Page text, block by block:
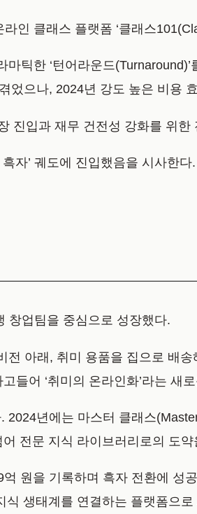
인 클래스 플랫폼 ‘클래스
틱한 ‘턴어라운드
었으나, 2024년 강도 높은 비용
진입과 재무 건전성 강화를 위
자’ 궤도에 진입했음을 시사
창업팀을 중심으로 성장했다.
아래, 취미 용품을 집으로 배
들어 ‘취미의 온라인화’라는 새
년에는 마스터 클래스
전문 지식 라이브러리로의 도약
원을 기록하며 흑자 전환에 성
생태계를 연결하는 플랫폼으로